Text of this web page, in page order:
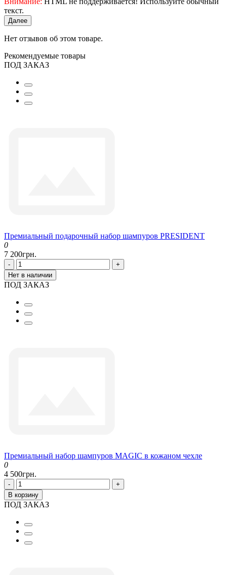
текст.
Далее
Нет отзывов об этом товаре.
Рекомендуемые товары
ПОД ЗАКАЗ
Премиальный подарочный набор шампуров PRESIDENT
0
7 200грн.
-
+
Нет в наличии
ПОД ЗАКАЗ
Премиальный набор шампуров MAGIC в кожаном чехле
0
4 500грн.
-
+
В корзину
ПОД ЗАКАЗ